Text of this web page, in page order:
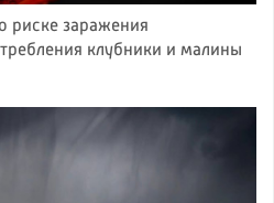
риске заражения
клубники и малины